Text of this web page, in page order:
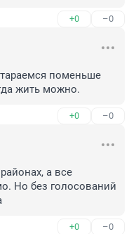
+0 –0
поменьше
жить можно.
+0 –0
а все
Но без голосований
+0 –0